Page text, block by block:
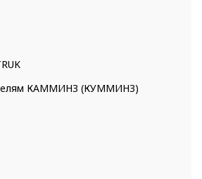
КАММИНЗ (КУММИНЗ)